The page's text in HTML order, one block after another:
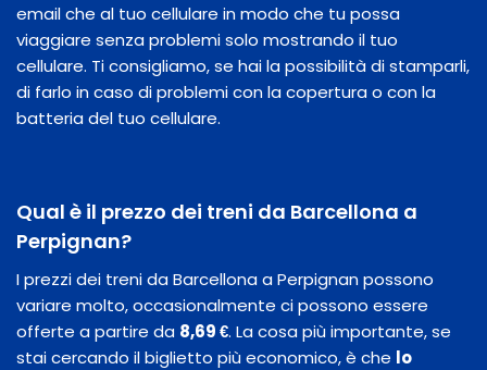
email che al tuo cellulare in modo che tu possa
viaggiare senza problemi solo mostrando il tuo
cellulare. Ti consigliamo, se hai la possibilità di stamparli,
di farlo in caso di problemi con la copertura o con la
batteria del tuo cellulare.
Qual è il prezzo dei treni da Barcellona a
Perpignan?
I prezzi dei treni da Barcellona a Perpignan possono
variare molto, occasionalmente ci possono essere
offerte a partire da 8,69 €. La cosa più importante, se
stai cercando il biglietto più economico, è che lo